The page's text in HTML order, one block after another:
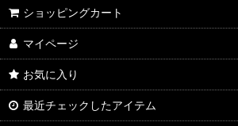
ショッピングカート
マイページ
お気に入り
最近チェックしたアイテム